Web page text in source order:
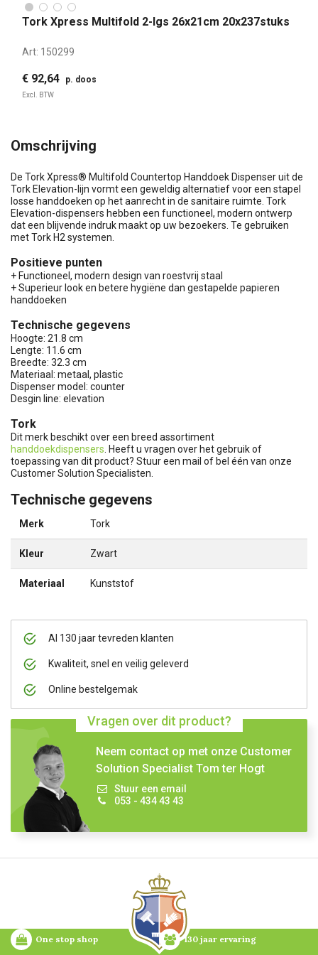
Al 130 jaar tevreden klanten
Kwaliteit, snel en veilig geleverd
Online bestelgemak
Vragen over dit product?
Neem contact op met onze Customer
Solution Specialist Tom ter Hogt
Stuur een email
053 - 434 43 43
Tork Xpress Multifold 2-lgs 26x21cm 20x237stuks
Art: 150299
€ 92,64 p. doos
Excl. BTW
Omschrijving
De Tork Xpress® Multifold Countertop Handdoek Dispenser uit de
Tork Elevation-lijn vormt een geweldig alternatief voor een stapel
losse handdoeken op het aanrecht in de sanitaire ruimte. Tork
Elevation-dispensers hebben een functioneel, modern ontwerp
dat een blijvende indruk maakt op uw bezoekers. Te gebruiken
met Tork H2 systemen.
Positieve punten
+ Functioneel, modern design van roestvrij staal
+ Superieur look en betere hygiëne dan gestapelde papieren
handdoeken
Technische gegevens
Hoogte: 21.8 cm
Lengte: 11.6 cm
Breedte: 32.3 cm
Materiaal: metaal, plastic
Dispenser model: counter
Desgin line: elevation
Tork
Dit merk beschikt over een breed assortiment
handdoekdispensers . Heeft u vragen over het gebruik of
toepassing van dit product? Stuur een mail of bel één van onze
Customer Solution Specialisten.
Technische gegevens
Merk Tork
Kleur Zwart
Materiaal Kunststof
One stop shop 130 jaar ervaring